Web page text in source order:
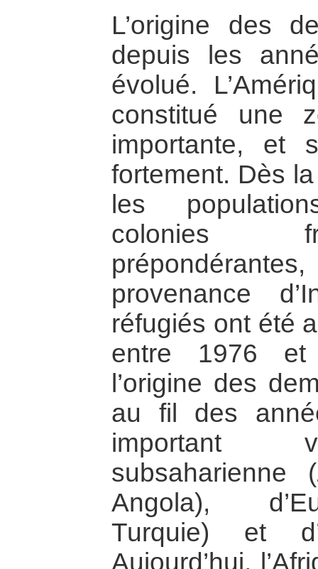
L’origine des
depuis les
évolué.
constitué une
importante, et
fortement. Dès
les
colonies
provenance
réfugiés ont été
entre 1976 et
l’origine des
au fil des
important
subsaharienne
Angola),
Turquie) et
Aujourd’hui,